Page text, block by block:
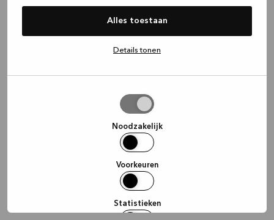
Alles toestaan
Details tonen
Noodzakelijk
Voorkeuren
Statistieken